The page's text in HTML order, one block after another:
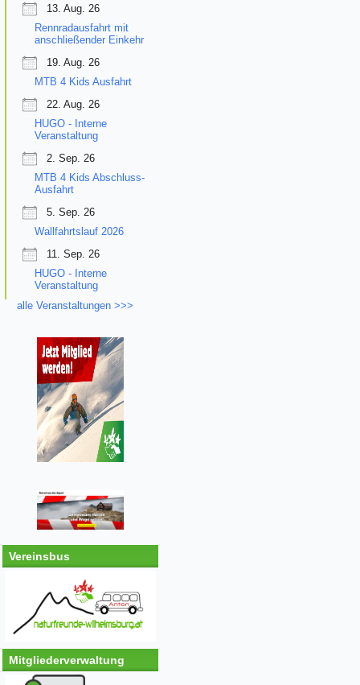
13. Aug. 26
Rennradausfahrt mit
anschließender Einkehr
19. Aug. 26
MTB 4 Kids Ausfahrt
22. Aug. 26
HUGO - Interne
Veranstaltung
2. Sep. 26
MTB 4 Kids Abschluss-
Ausfahrt
5. Sep. 26
Wallfahrtslauf 2026
11. Sep. 26
HUGO - Interne
Veranstaltung
alle Veranstaltungen >>>
Vereinsbus
Mitgliederverwaltung